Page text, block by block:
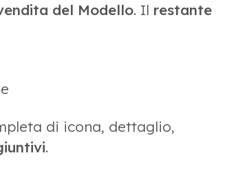
del Modello. Il restante
di icona, dettaglio,
.